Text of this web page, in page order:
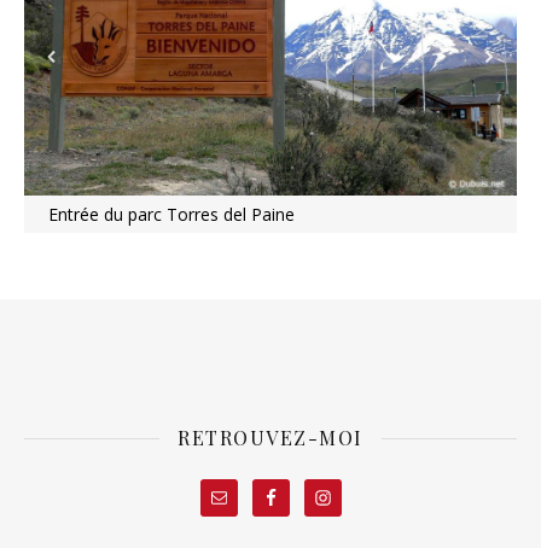
Entrée du parc Torres del Paine
RETROUVEZ-MOI